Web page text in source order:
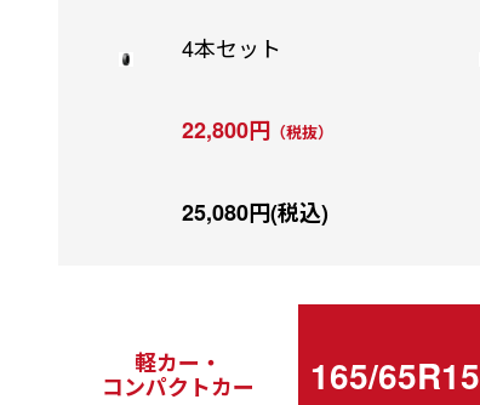
4本セット
22,800円 （税抜）
25,080円(税込)
軽カー・
コンパクトカー 165/65R15